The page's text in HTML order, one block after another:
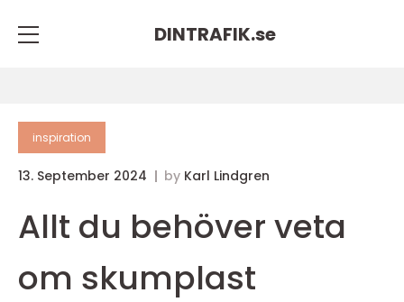
DINTRAFIK.se
inspiration
13. September 2024 by Karl Lindgren
Allt du behöver veta
om skumplast